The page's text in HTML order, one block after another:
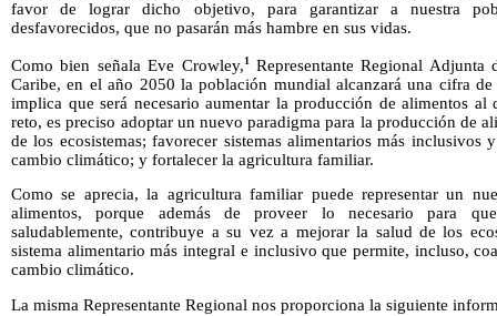
favor de lograr dicho objetivo, para garantizar a nuestra
desfavorecidos, que no pasarán más hambre en sus vidas.
Como bien señala Eve Crowley,1Representante Regional
Caribe, en el año 2050 la población mundial alcanzará una cifra
implica que será necesario aumentar la producción de alimentos al
reto, es preciso adoptar un nuevo paradigma para la producción de
de los ecosistemas; favorecer sistemas alimentarios más inclusivos
cambio climático; y fortalecer la agricultura familiar.
Como se aprecia, la agricultura familiar puede representar un
alimentos, porque además de proveer lo necesario para
saludablemente, contribuye a su vez a mejorar la salud de los
sistema alimentario más integral e inclusivo que permite, incluso,
cambio climático.
La misma Representante Regional nos proporciona la siguiente